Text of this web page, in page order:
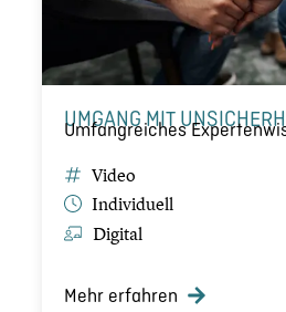
UMGANG MIT
Umfang­rei­ches
Video
Indivi­du­ell
Digital
Mehr erfahren